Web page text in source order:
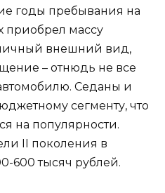
годы пребывания на
приобрел массу
внешний вид,
– отнюдь не все
Седаны и
сегменту, что
на популярности.
II поколения в
600 тысяч рублей.